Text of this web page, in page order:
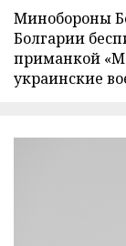
Минобороны
Болгарии
приманкой
украинские